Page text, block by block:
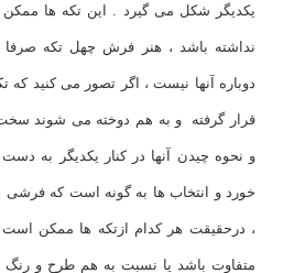
یکدیگر شکل می گیرد . این تکه ها
نداشته باشد ، هنر فرش چهل تکه صرفا
دوباره آنها نیست ، اگر تصور می کنید که
قرار گرفته و به هم دوخته می شوند سخت
و نحوه چیدن آنها در کنار یکدیگر به
خورد و انتخاب ها به گونه است که فرشی
، درحقیقت هر کدام ازتکه ها ممکن
متفاوت باشد یا نسبت به هم طرح و رنگ